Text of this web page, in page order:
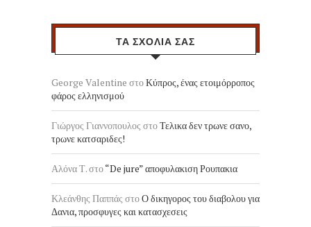
ΤΑ ΣΧΟΛΙΑ ΣΑΣ
George Valentine στοΚύπρος, ένας ετοιμόρροπος
φάρος ελληνισμού
Γιώργος Γιαννοπουλος στοΤελικα δεν τρωνε σανο,
τρωνε κατσαριδες!
Αλόνα Τ.στο“De jure” αποφυλακιση Ρουπακια
Κλεάνθης Παππάς στοΟ δικηγορος του διαβολου για
Δανια, προσφυγες και κατασχεσεις